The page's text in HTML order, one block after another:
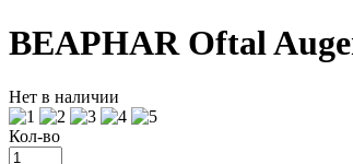
BEAPHAR Oftal
Нет в наличии
Кол-во